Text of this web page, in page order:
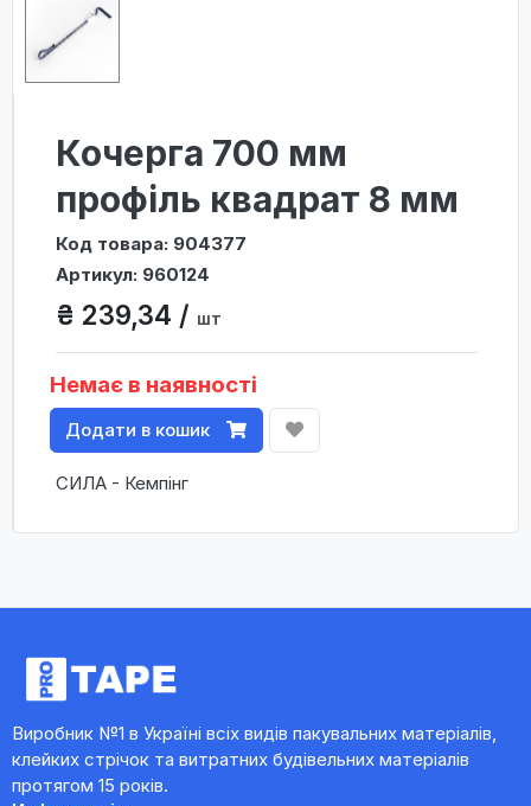
Кочерга 700 мм
профіль квадрат 8 мм
Код товара: 904377
Артикул: 960124
₴ 239,34 / шт
Немає в наявності
Додати в кошик
СИЛА - Кемпінг
Виробник №1 в Україні всіх видів пакувальних матеріалів,
клейких стрічок та витратних будівельних матеріалів
протягом 15 років.